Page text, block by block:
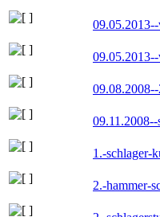
1.-schlager-
2.-hammer-